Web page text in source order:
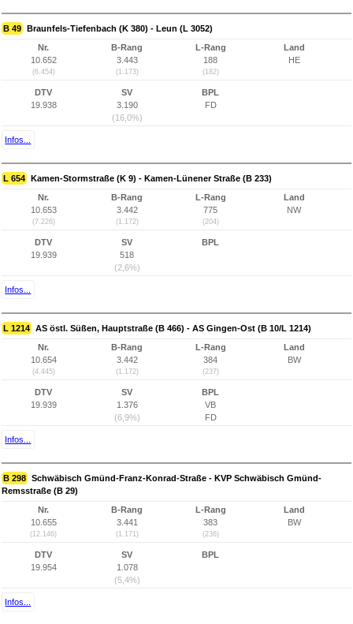
B 49 Braunfels-Tiefenbach (K 380) - Leun (L 3052)
Nr.
10.652
(6.454)
B-Rang
3.443
(1.173)
L-Rang
188
(182)
Land
HE
DTV
19.938
SV
3.190
(16,0%)
BPL
FD
Infos...
L 654 Kamen-Stormstraße (K 9) - Kamen-Lünener Straße (B 233)
Nr.
10.653
(7.226)
B-Rang
3.442
(1.172)
L-Rang
775
(204)
Land
NW
DTV
19.939
SV
518
(2,6%)
BPL
Infos...
L 1214 AS östl. Süßen, Hauptstraße (B 466) - AS Gingen-Ost (B 10/L 1214)
Nr.
10.654
(4.445)
B-Rang
3.442
(1.172)
L-Rang
384
(237)
Land
BW
DTV
19.939
SV
1.376
(6,9%)
BPL
VB
FD
Infos...
B 298 Schwäbisch Gmünd-Franz-Konrad-Straße - KVP Schwäbisch Gmünd-
Remsstraße (B 29)
Nr.
10.655
(12.146)
B-Rang
3.441
(1.171)
L-Rang
383
(236)
Land
BW
DTV
19.954
SV
1.078
(5,4%)
BPL
Infos...